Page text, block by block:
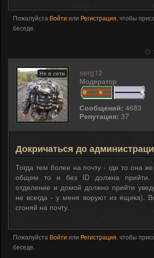
Пожалуйста Войти или Регистрация, чтобы
беседе.
Не в сети
serg12
Модератор
Сообщений: 4683
Репутация: 37
Докричаться до
Тогда тем более на почту - где то она
общем то и без ID должна прийти.
отделение и домой должно прийти
не всегда - у меня воруют из ящика).
сгоняй на почту.
Пожалуйста Войти или Регистрация, чтобы
беседе.